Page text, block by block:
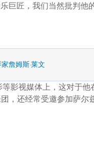
巨匠，我们当然批判他
詹姆斯·莱文
影视媒体上，这对于他
，还经常受邀参加萨尔